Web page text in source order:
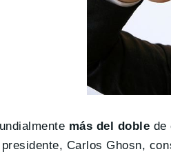
más del doble de
Carlos Ghosn,